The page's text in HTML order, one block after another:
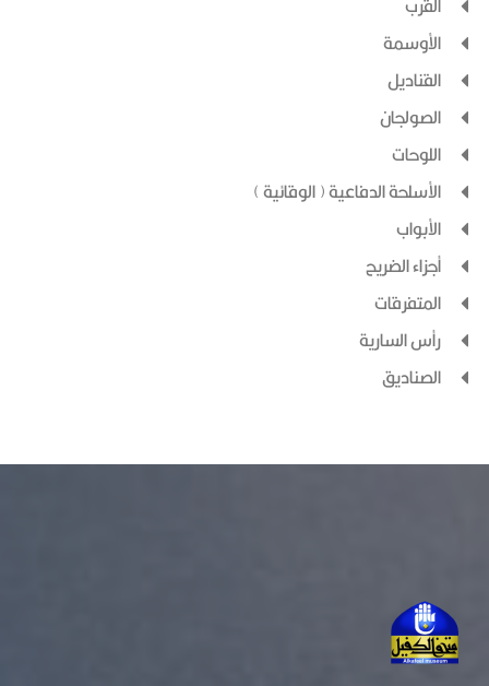
الأوسمة
القناديل
الصولجان
اللوحات
الأسلحة الدفاعية ( الوقائية )
الأبواب
أجزاء الضريح
المتفرقات
رأس السارية
الصناديق